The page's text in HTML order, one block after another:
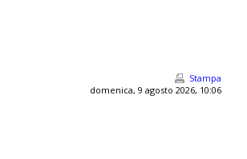
Stampa
domenica, 9 agosto 2026, 10:06